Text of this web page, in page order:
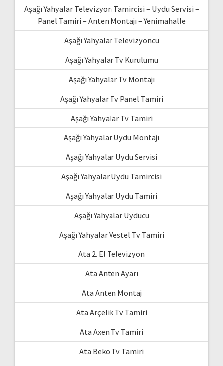
Aşağı Yahyalar Televizyon Tamircisi – Uydu Servisi –
Panel Tamiri – Anten Montajı – Yenimahalle
Aşağı Yahyalar Televizyoncu
Aşağı Yahyalar Tv Kurulumu
Aşağı Yahyalar Tv Montajı
Aşağı Yahyalar Tv Panel Tamiri
Aşağı Yahyalar Tv Tamiri
Aşağı Yahyalar Uydu Montajı
Aşağı Yahyalar Uydu Servisi
Aşağı Yahyalar Uydu Tamircisi
Aşağı Yahyalar Uydu Tamiri
Aşağı Yahyalar Uyducu
Aşağı Yahyalar Vestel Tv Tamiri
Ata 2. El Televizyon
Ata Anten Ayarı
Ata Anten Montaj
Ata Arçelik Tv Tamiri
Ata Axen Tv Tamiri
Ata Beko Tv Tamiri